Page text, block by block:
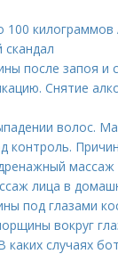
100
скандал
после запоя и
Снятие
волос.
контроль.
массаж
лица в
под глазами
вокруг
каких случаях